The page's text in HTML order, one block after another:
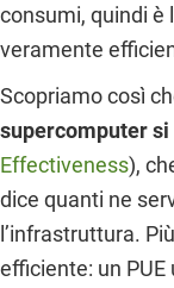
consumi, quindi è
veramente
Scopriamo così
supercomputer si
Effectiveness),
dice quanti ne
l’infrastruttura.
efficiente: un